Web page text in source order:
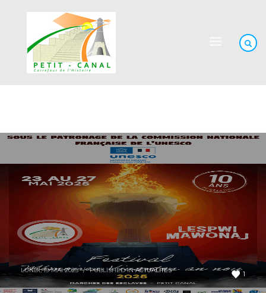
1
LUNDI, 19 MAI 2025 / PUBLISHED INACTUALITES